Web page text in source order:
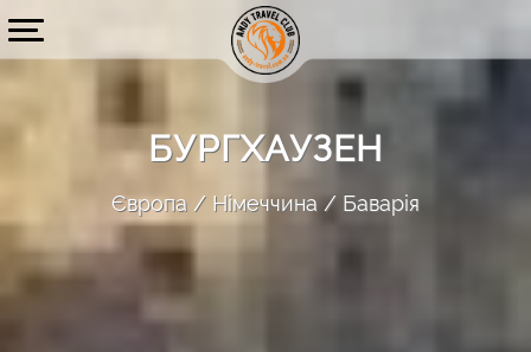
БУРГХАУЗЕН
Європа Німеччина Баварія